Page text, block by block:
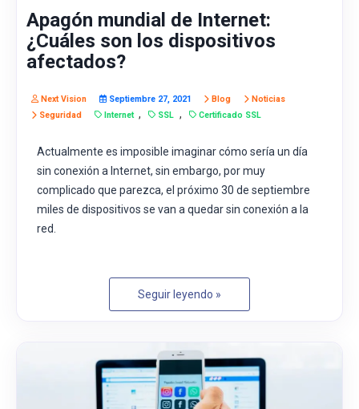
Apagón mundial de Internet:
¿Cuáles son los dispositivos
afectados?
Next Vision Septiembre 27, 2021 Blog
Noticias
Seguridad
Internet , SSL , Certificado SSL
Actualmente es imposible imaginar cómo sería un día
sin conexión a Internet, sin embargo, por muy
complicado que parezca, el próximo 30 de septiembre
miles de dispositivos se van a quedar sin conexión a la
red.
Seguir leyendo »